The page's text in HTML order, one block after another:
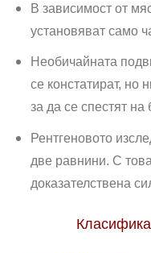
В зависимост от
установяват само
Необичайната
се констатират, но
за да се спестят
Рентгеновото
две равнини. С
доказателствена